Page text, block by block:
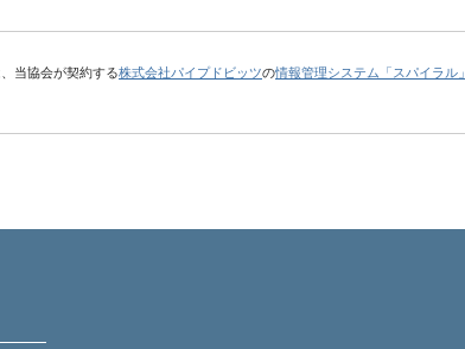
当協会が契約する株式会社パイプドビッツの情報管理システム「スパイラル」